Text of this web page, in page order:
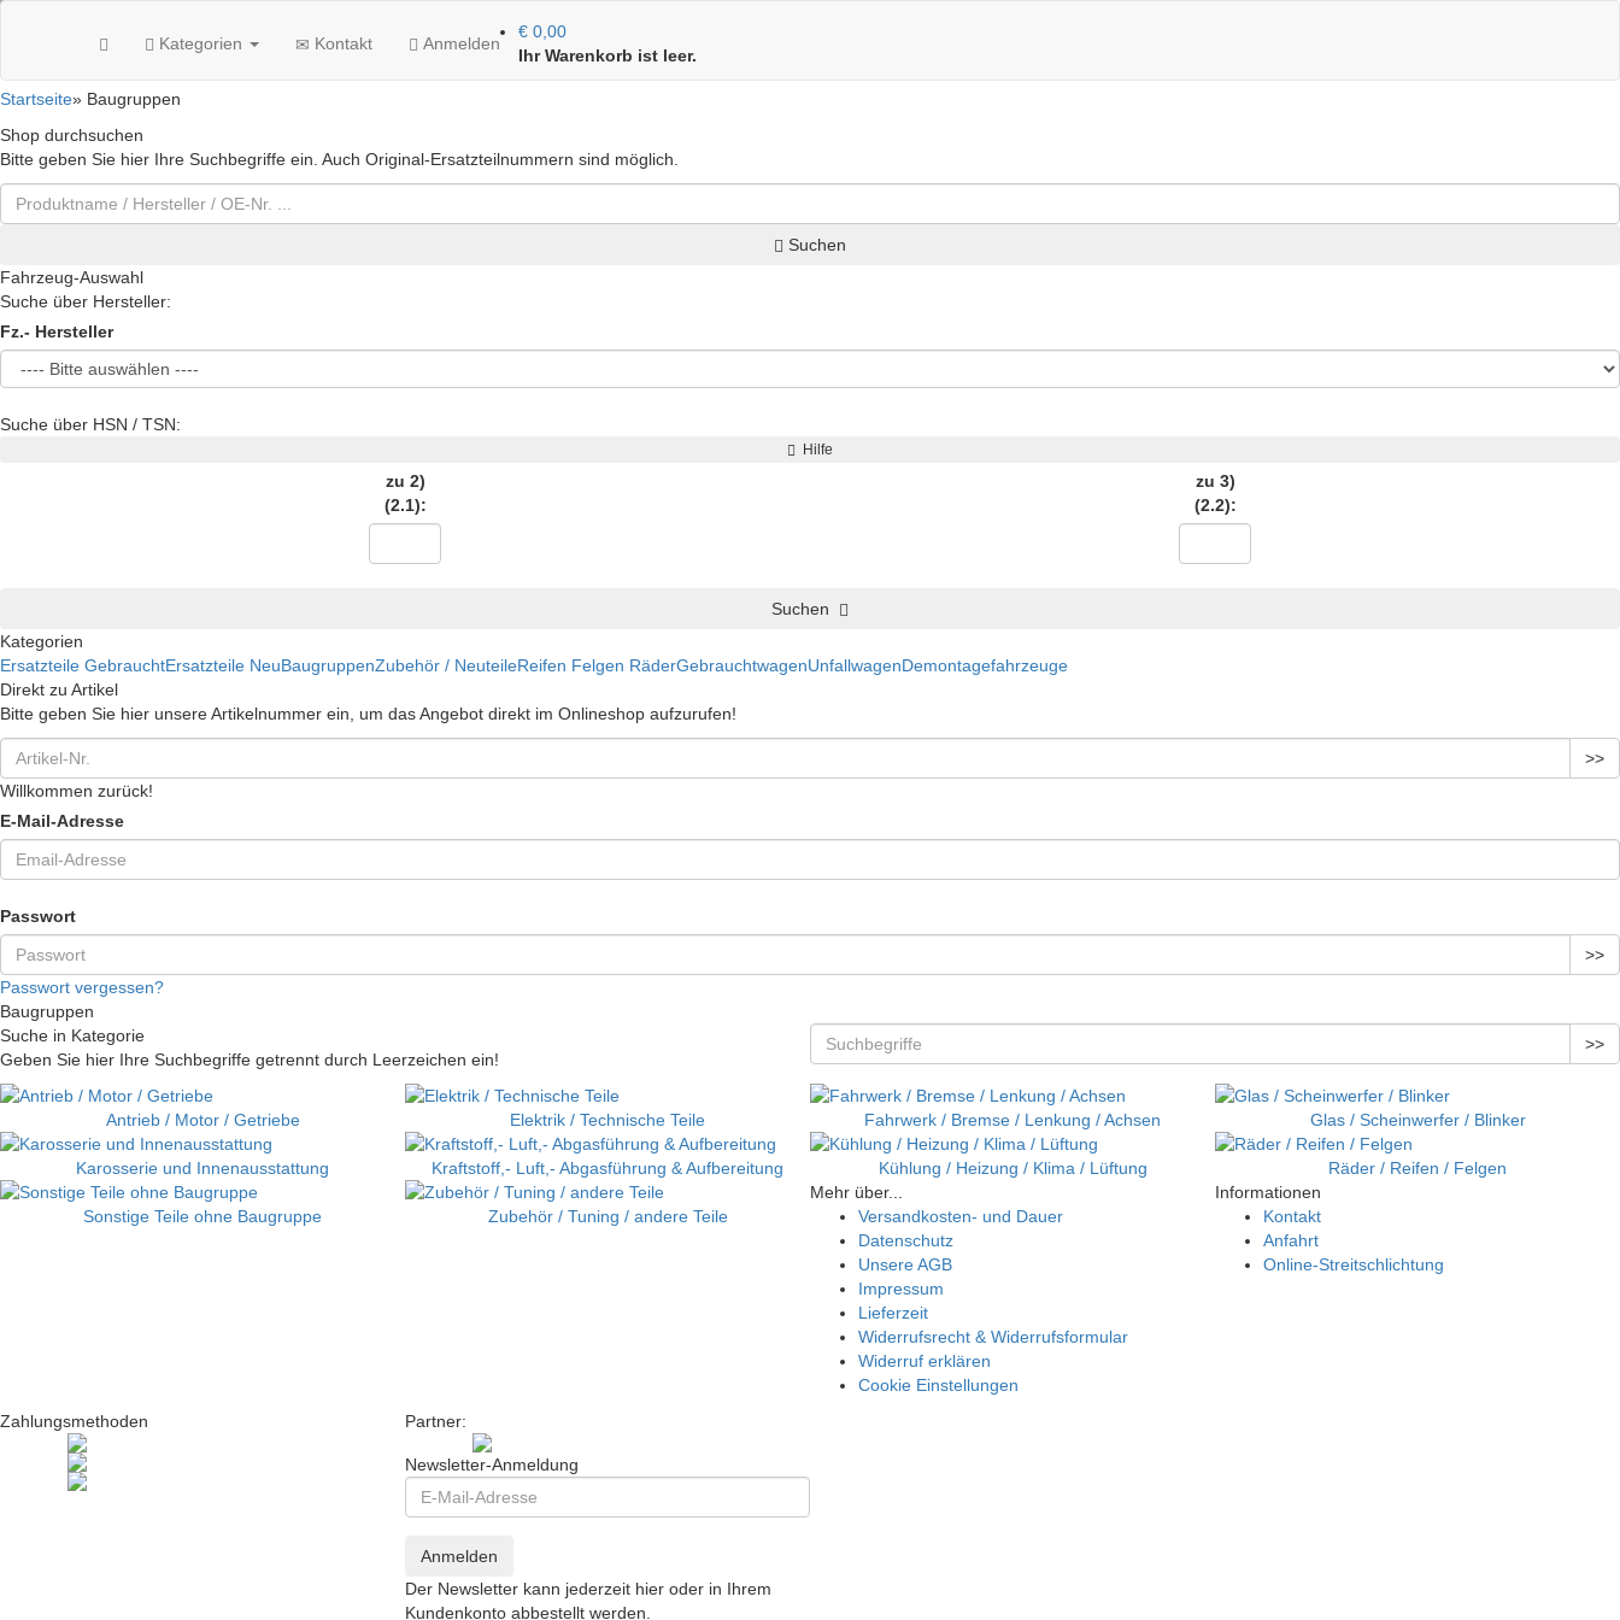
Kategorien Kontakt Anmelden
€ 0,00
Ihr Warenkorb ist leer.
Startseite» Baugruppen
Shop durchsuchen
Bitte geben Sie hier Ihre Suchbegriffe ein. Auch Original-Ersatzteilnummern sind möglich.
Suchen
Fahrzeug-Auswahl
Suche über Hersteller:
Fz.- Hersteller
Suche über HSN / TSN:
Hilfe
zu 2)
(2.1):
zu 3)
(2.2):
Suchen
Kategorien
Ersatzteile GebrauchtErsatzteile NeuBaugruppenZubehör / NeuteileReifen Felgen RäderGebrauchtwagenUnfallwagenDemontagefahrzeuge
Direkt zu Artikel
Bitte geben Sie hier unsere Artikelnummer ein, um das Angebot direkt im Onlineshop aufzurufen!
>>
Willkommen zurück!
E-Mail-Adresse
Passwort
>>
Passwort vergessen?
Baugruppen
Suche in Kategorie
Geben Sie hier Ihre Suchbegriffe getrennt durch Leerzeichen ein!
>>
Antrieb / Motor / Getriebe Elektrik / Technische Teile Fahrwerk / Bremse / Lenkung / Achsen Glas / Scheinwerfer / Blinker
Karosserie und Innenausstattung Kraftstoff,- Luft,- Abgasführung & Aufbereitung Kühlung / Heizung / Klima / Lüftung Räder / Reifen / Felgen
Sonstige Teile ohne Baugruppe Zubehör / Tuning / andere Teile
Mehr über...
Versandkosten- und Dauer
Datenschutz
Unsere AGB
Impressum
Lieferzeit
Widerrufsrecht & Widerrufsformular
Widerruf erklären
Cookie Einstellungen
Informationen
Kontakt
Anfahrt
Online-Streitschlichtung
Zahlungsmethoden Partner:
Newsletter-Anmeldung
Anmelden
Der Newsletter kann jederzeit hier oder in Ihrem
Kundenkonto abbestellt werden.